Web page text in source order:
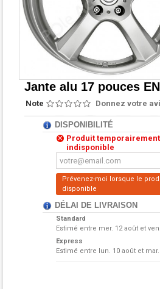
Jante alu 17 pouces
Note Donnez votre
DISPONIBILITÉ
Produit temporairement
indisponible
Prévenez-moi lorsque le
disponible
DÉLAI DE LIVRAISON
Standard
Estimé entre mer. 12 août et
Express
Estimé entre lun. 10 août et